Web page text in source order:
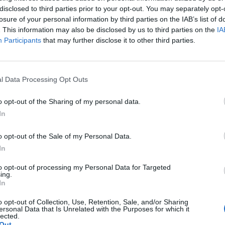
to third parties prior to your opt-out. You may separately
of your personal information by third parties on the IAB’s list of
This information may also be disclosed by us to third parties on the
Participants that may further disclose it to other third parties.
Data Processing Opt Outs
opt-out of the Sharing of my personal data.
opt-out of the Sale of my Personal Data.
opt-out of processing my Personal Data for Targeted
opt-out of Collection, Use, Retention, Sale, and/or Sharing
Data that Is Unrelated with the Purposes for which it
után az amerikai tőzsdék is lejjebb kerültek,
lassulása mellett az USA és Kína kereskedelmi
S&P 500 és a Nasdaq 0,1 százalékot emelkedett. A nap
portfolio.hu hírarchívumához tartozik, melynek olvasása
tartalmazza:
cikkarchívum
elmúlt 2 év napon belüli